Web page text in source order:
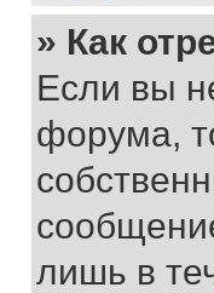
» Как
Если вы
форума,
лишь в